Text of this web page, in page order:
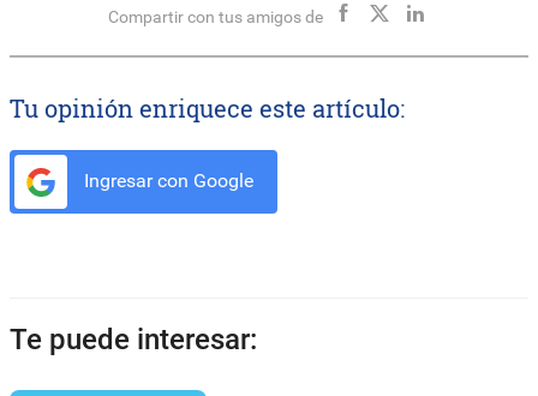
Compartir con tus amigos de
Tu opinión enriquece este artículo:
Ingresar con Google
Te puede interesar: